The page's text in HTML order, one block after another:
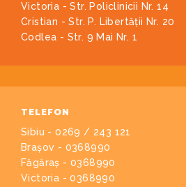
Victoria - Str. Policlinicii Nr. 14
Cristian - Str. P. Libertății Nr. 20
Codlea - Str. 9 Mai Nr. 1
TELEFON
Sibiu - 0269 / 243 121
Brașov - 0368990
Făgăraș - 0368990
Victoria - 0368990